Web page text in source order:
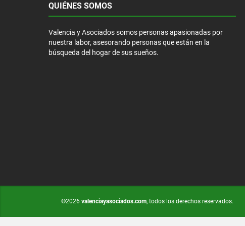
QUIÉNES SOMOS
Valencia y Asociados somos personas apasionadas por
nuestra labor, asesorando personas que están en la
búsqueda del hogar de sus sueños.
©2026 valenciayasociados.com, todos los derechos reservados.